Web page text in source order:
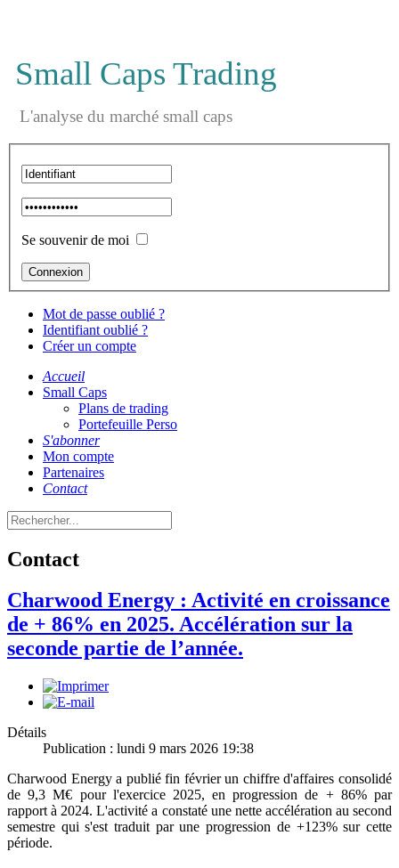
Small Caps Trading
L'analyse du marché small caps
Se souvenir de moi
Mot de passe oublié ?
Identifiant oublié ?
Créer un compte
Accueil
Small Caps
Plans de trading
Portefeuille Perso
S'abonner
Mon compte
Partenaires
Contact
Contact
Charwood Energy : Activité en croissance
de + 86% en 2025. Accélération sur la
seconde partie de l’année.
Détails
Publication : lundi 9 mars 2026 19:38
Charwood Energy a publié fin février un chiffre d'affaires consolidé
de 9,3 M€ pour l'exercice 2025, en progression de + 86% par
rapport à 2024. L'activité a constaté une nette accélération au second
semestre qui s'est traduit par une progression de +123% sur cette
période.